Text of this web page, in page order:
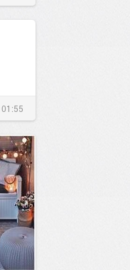
01:55